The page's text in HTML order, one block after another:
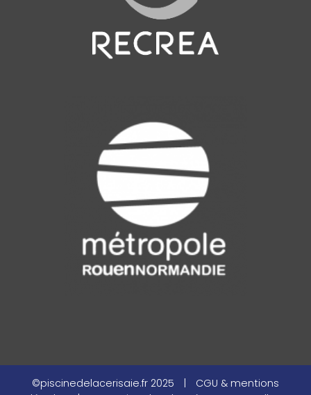
©piscinedelacerisaie.fr 2025
CGU & mentions